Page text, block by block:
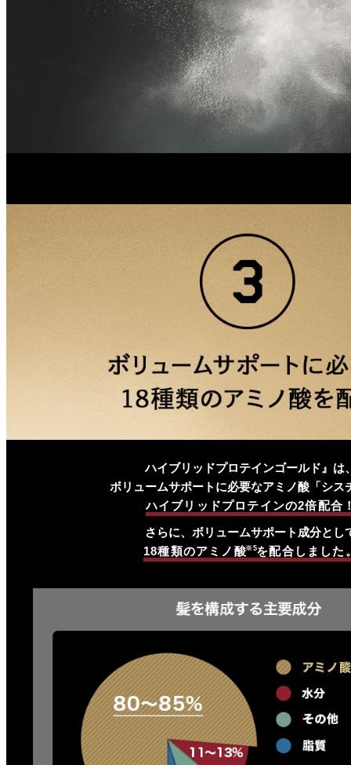
ハイブリッドプロテインゴールド』は
ボリュームサポートに必要なアミノ酸「シス
ハイブリッドプロテインの2倍配合
さらに、ボリュームサポート成分とし
18種類のアミノ酸※5を配合しました